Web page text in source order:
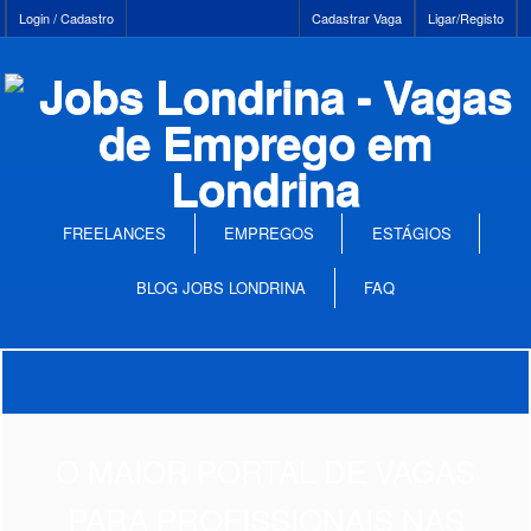
Login / Cadastro Ligar/Registo
Cadastrar Vaga
FREELANCES EMPREGOS ESTÁGIOS
BLOG JOBS LONDRINA FAQ